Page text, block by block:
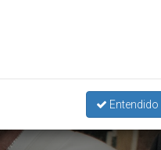
Entendido